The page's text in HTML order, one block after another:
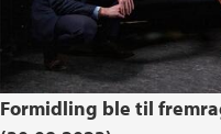
Formidling ble til